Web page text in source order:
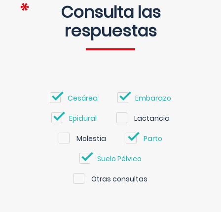
Consulta las
respuestas
Cesárea Embarazo
Epidural Lactancia
Molestia Parto
Suelo Pélvico
Otras consultas